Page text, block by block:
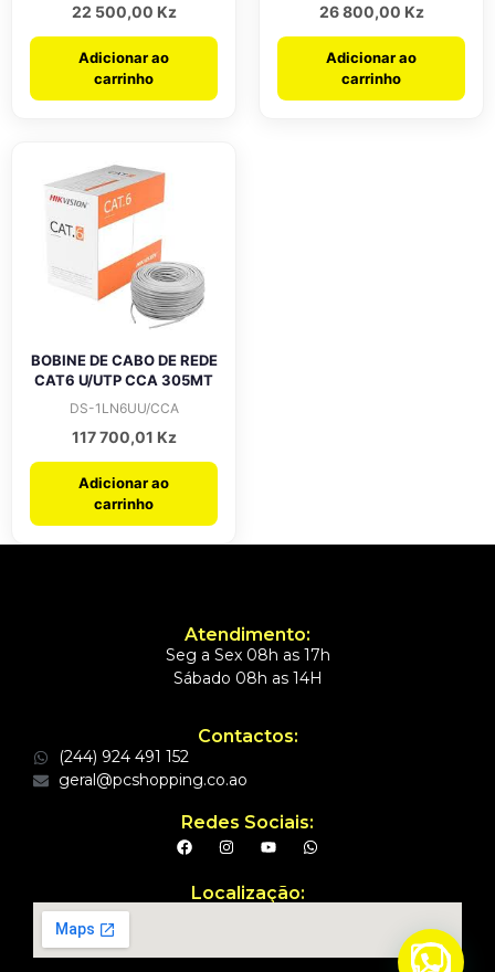
22 500,00 Kz
Adicionar ao
carrinho
26 800,00 Kz
Adicionar ao
carrinho
BOBINE DE CABO DE REDE
CAT6 U/UTP CCA 305MT
DS-1LN6UU/CCA
117 700,01 Kz
Adicionar ao
carrinho
Atendimento:
Seg a Sex 08h as 17h
Sábado 08h as 14H
Contactos:
(244) 924 491 152
geral@pcshopping.co.ao
Redes Sociais:
Localização: